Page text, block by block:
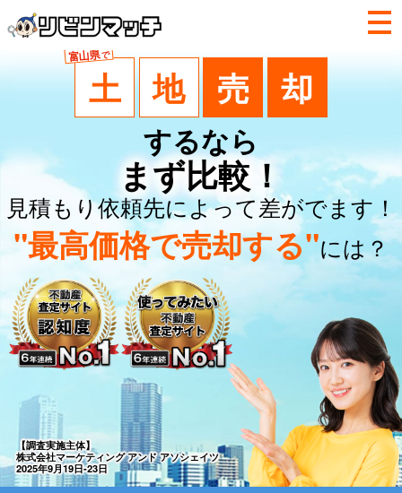
富山県で
土 地 売 却
するなら
まず比較！
見積もり依頼先によって差がでます！
"最高価格で売却する"には？
【調査実施主体】
株式会社マーケティング アンド アソシェイツ
2025年9月19日-23日